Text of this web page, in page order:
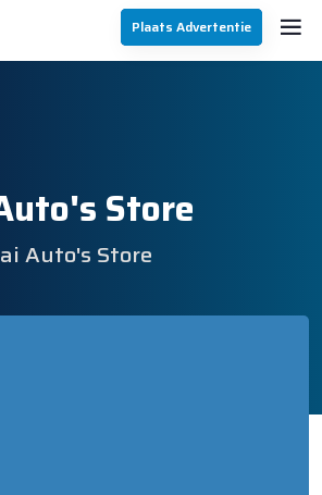
Plaats Advertentie
Store
Auto's Store